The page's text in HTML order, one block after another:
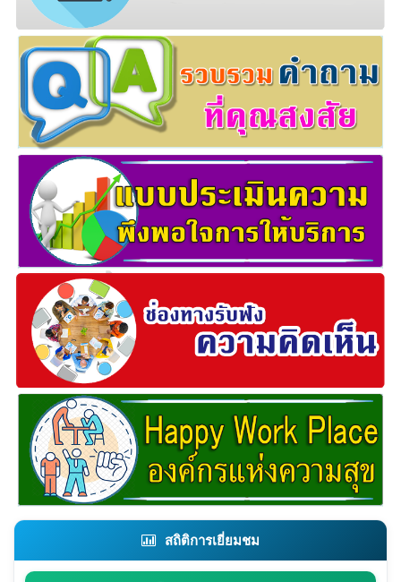
สถิติการเยี่ยมชม